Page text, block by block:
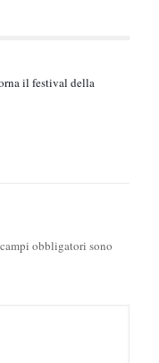
il festival della
obbligatori sono